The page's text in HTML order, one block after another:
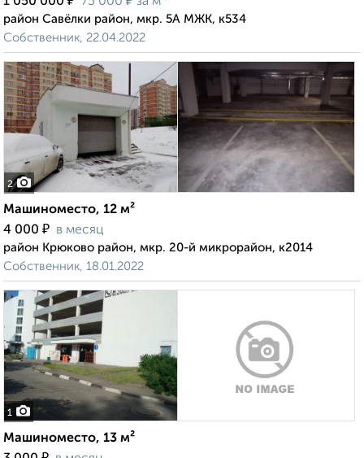
район Савёлки район, мкр. 5А МЖК, к534
Собственник, 22.04.2022
2
Машиноместо, 12 м²
4 000 ₽ в месяц
район Крюково район, мкр. 20-й микрорайон, к2014
Собственник, 18.01.2022
1
Машиноместо, 13 м²